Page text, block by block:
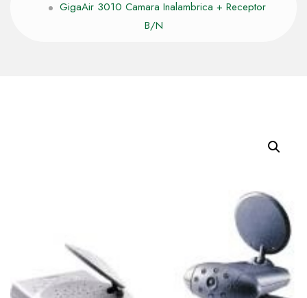
GigaAir 3010 Camara Inalambrica + Receptor
B/N